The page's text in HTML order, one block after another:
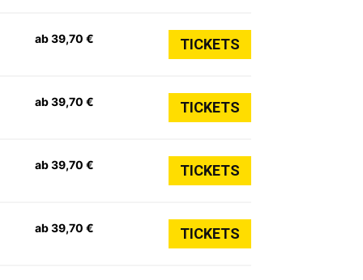
ab 39,70 € TICKETS
ab 39,70 € TICKETS
ab 39,70 € TICKETS
ab 39,70 € TICKETS